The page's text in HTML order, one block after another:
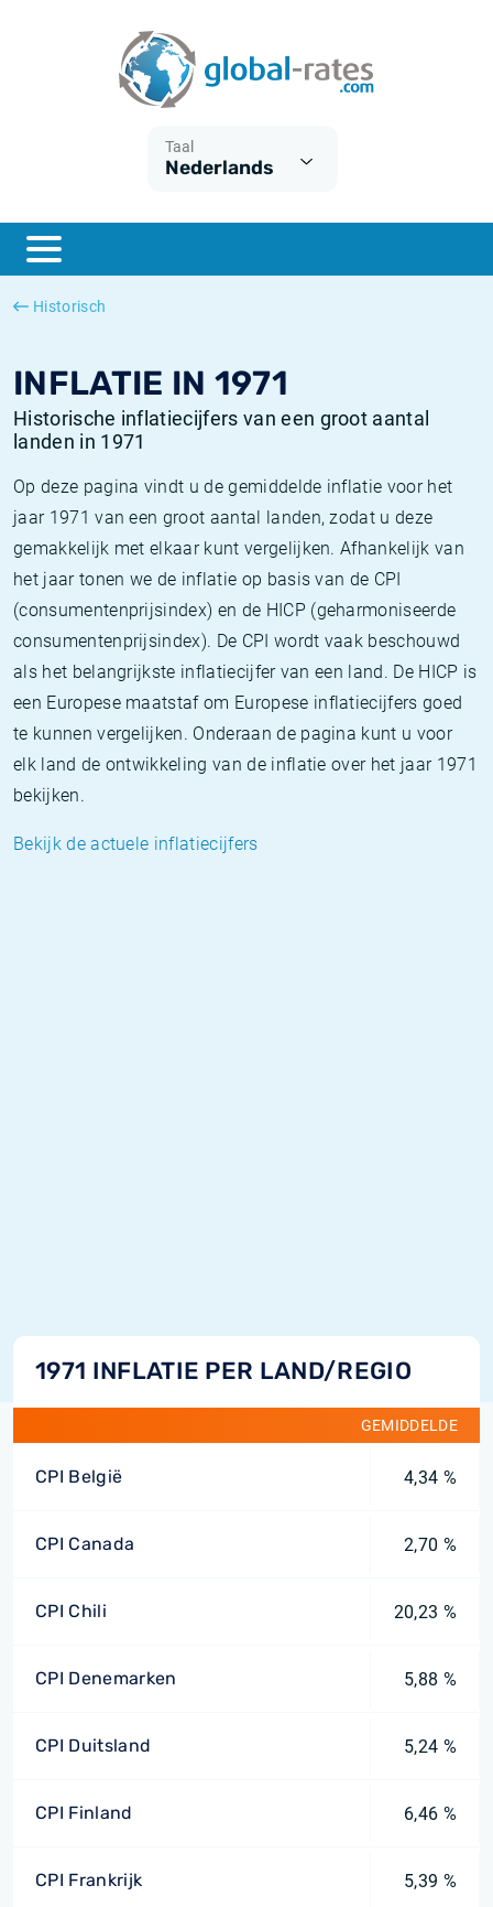
Taal
Nederlands
Historisch
INFLATIE IN 1971
Historische inflatiecijfers van een groot aantal
landen in 1971
Op deze pagina vindt u de gemiddelde inflatie voor het
jaar 1971 van een groot aantal landen, zodat u deze
gemakkelijk met elkaar kunt vergelijken. Afhankelijk van
het jaar tonen we de inflatie op basis van de CPI
(consumentenprijsindex) en de HICP (geharmoniseerde
consumentenprijsindex). De CPI wordt vaak beschouwd
als het belangrijkste inflatiecijfer van een land. De HICP is
een Europese maatstaf om Europese inflatiecijfers goed
te kunnen vergelijken. Onderaan de pagina kunt u voor
elk land de ontwikkeling van de inflatie over het jaar 1971
bekijken.
Bekijk de actuele inflatiecijfers
1971 INFLATIE PER LAND/REGIO
GEMIDDELDE
CPI België 4,34 %
CPI Canada 2,70 %
CPI Chili 20,23 %
CPI Denemarken 5,88 %
CPI Duitsland 5,24 %
CPI Finland 6,46 %
CPI Frankrijk 5,39 %
ESTER
SONIA
Wat is CPI inflatie?
Wat is HICP inflatie?
Nederlandse inflatie - CPI
Amerikaanse inflatie - CPI
Euribor historie
SOFR historie
TONAR historie
Inflatiecalculator